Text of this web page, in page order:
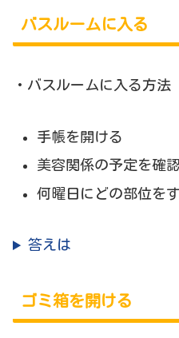
バスルームに入る
・バスルームに入る方法
手帳を開ける
美容関係の予定を確
何曜日にどの部位を
答えは
ゴミ箱を開ける